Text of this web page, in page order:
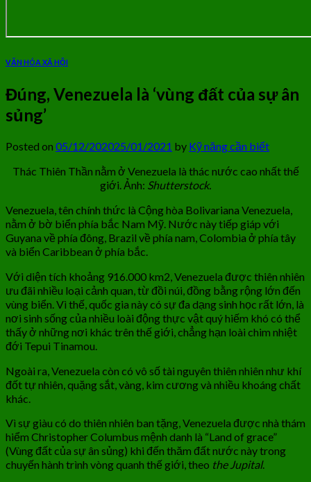
VĂN HÓA XÃ HỘI
Đúng, Venezuela là ‘vùng đất của sự ân
sủng’
Posted on 05/12/202025/01/2021 by Kỹ năng cần biết
Thác Thiên Thần nằm ở Venezuela là thác nước cao nhất thế
giới. Ảnh: Shutterstock.
Venezuela, tên chính thức là Cộng hòa Bolivariana Venezuela,
nằm ở bờ biển phía bắc Nam Mỹ. Nước này tiếp giáp với
Guyana về phía đông, Brazil về phía nam, Colombia ở phía tây
và biển Caribbean ở phía bắc.
Với diện tích khoảng 916.000 km2, Venezuela được thiên nhiên
ưu đãi nhiều loại cảnh quan, từ đồi núi, đồng bằng rộng lớn đến
vùng biển. Vì thế, quốc gia này có sự đa dạng sinh học rất lớn, là
nơi sinh sống của nhiều loài động thực vật quý hiếm khó có thể
thấy ở những nơi khác trên thế giới, chẳng hạn loài chim nhiệt
đới Tepui Tinamou.
Ngoài ra, Venezuela còn có vô số tài nguyên thiên nhiên như khí
đốt tự nhiên, quặng sắt, vàng, kim cương và nhiều khoáng chất
khác.
Vì sự giàu có do thiên nhiên ban tặng, Venezuela được nhà thám
hiểm Christopher Columbus mệnh danh là “Land of grace”
(Vùng đất của sự ân sủng) khi đến thăm đất nước này trong
chuyến hành trình vòng quanh thế giới, theo the Jupital.